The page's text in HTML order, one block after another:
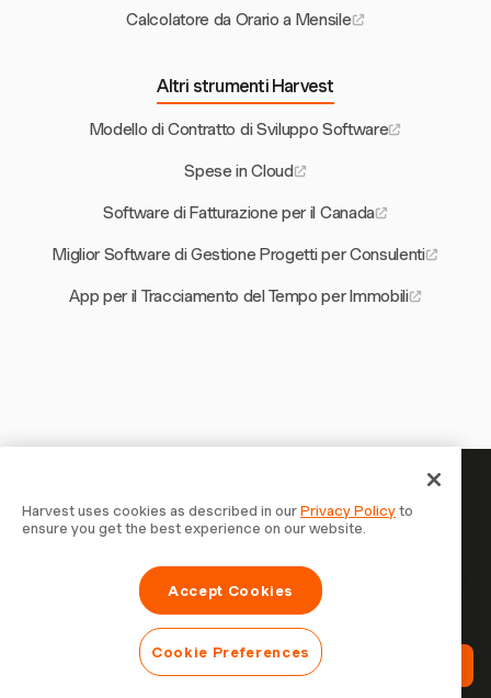
Calcolatore da Orario a Mensile
Altri strumenti Harvest
Modello di Contratto di Sviluppo Software
Spese in Cloud
Software di Fatturazione per il Canada
Miglior Software di Gestione Progetti per Consulenti
App per il Tracciamento del Tempo per Immobili
Il tuo tempo merita di essere
tracciato — inizia ora
Unisciti a oltre 70.000 aziende che monitorano il tempo,
fatturano i clienti e vengono pagate più velocemente con
Prova Harvest Gratis
Harvest uses cookies as described in ourPrivacy Policyto
ensure you get the best experience on our website.
Accept Cookies
Cookie Preferences